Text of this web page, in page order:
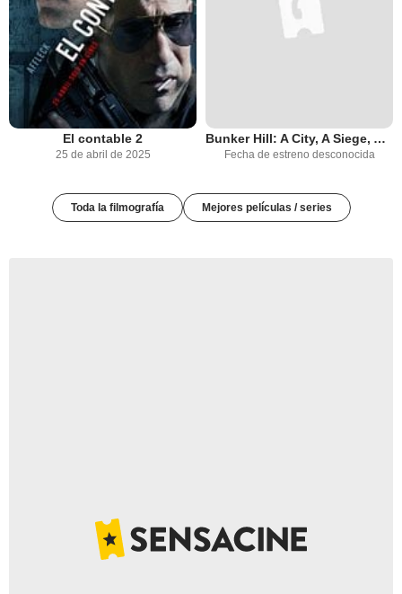
El contable 2
25 de abril de 2025
Bunker Hill: A City, A Siege, A Revolution
Fecha de estreno desconocida
Toda la filmografía Mejores películas / series